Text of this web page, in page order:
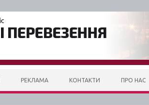
РЕКЛАМА КОНТАКТИ ПРО НАС